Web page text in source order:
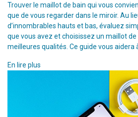
Trouver le maillot de bain qui vous
que de vous regarder dans le miroir. Au
d’innombrables hauts et bas, évaluez
que vous avez et choisissez un maillot
meilleures qualités. Ce guide vous
En lire plus